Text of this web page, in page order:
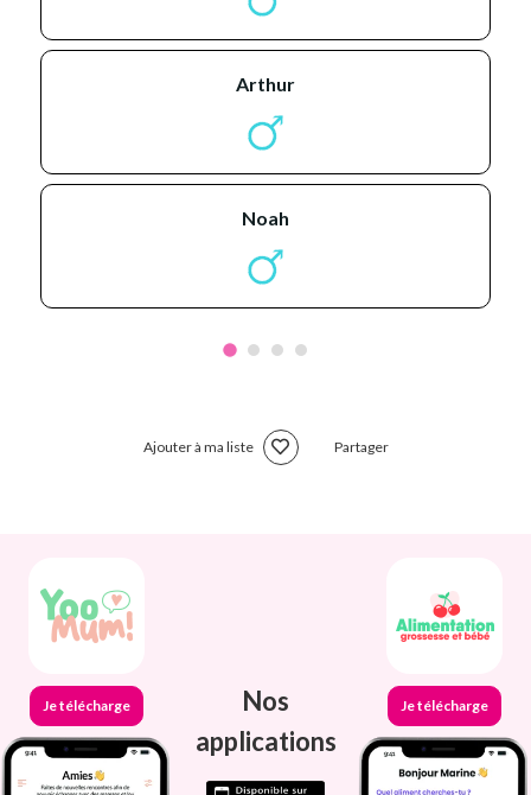
arthur
noah
Ajouter à ma liste Partager
Je télécharge
Nos
applications
Je télécharge